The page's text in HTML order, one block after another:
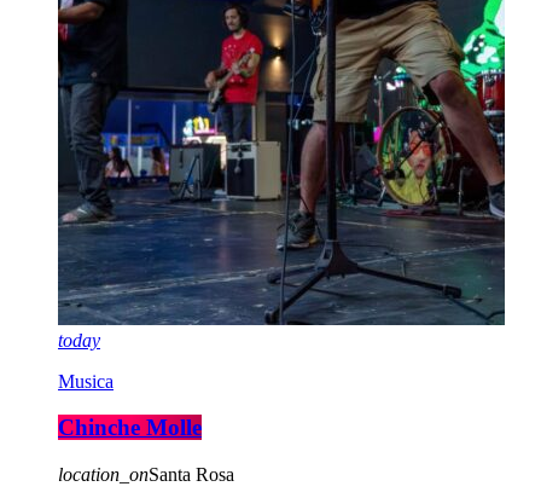
today
Musica
Chinche Molle
location_onSanta Rosa